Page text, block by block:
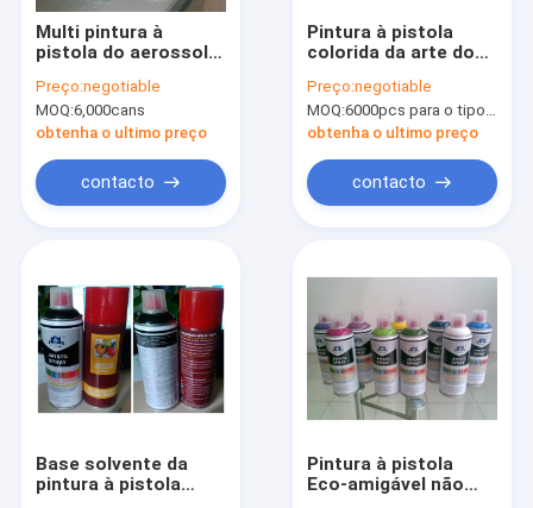
Multi pintura à
pistola do aerossol
o interior e o exterior
Preço:negotiable
MOQ:6,000cans
obtenha o ultimo preço
contacto
Pintura à pistola
colorida da arte dos
roxo azul vermelho
pintura à pistola do
aerossol
Preço:negotiable
MOQ:6000pcs para o tipo de Aristo, 15000pcs para o tipo do cliente
obtenha o ultimo preço
contacto
Base solvente da
pintura à pistola
Pintura à pistola
Eco-amigável não